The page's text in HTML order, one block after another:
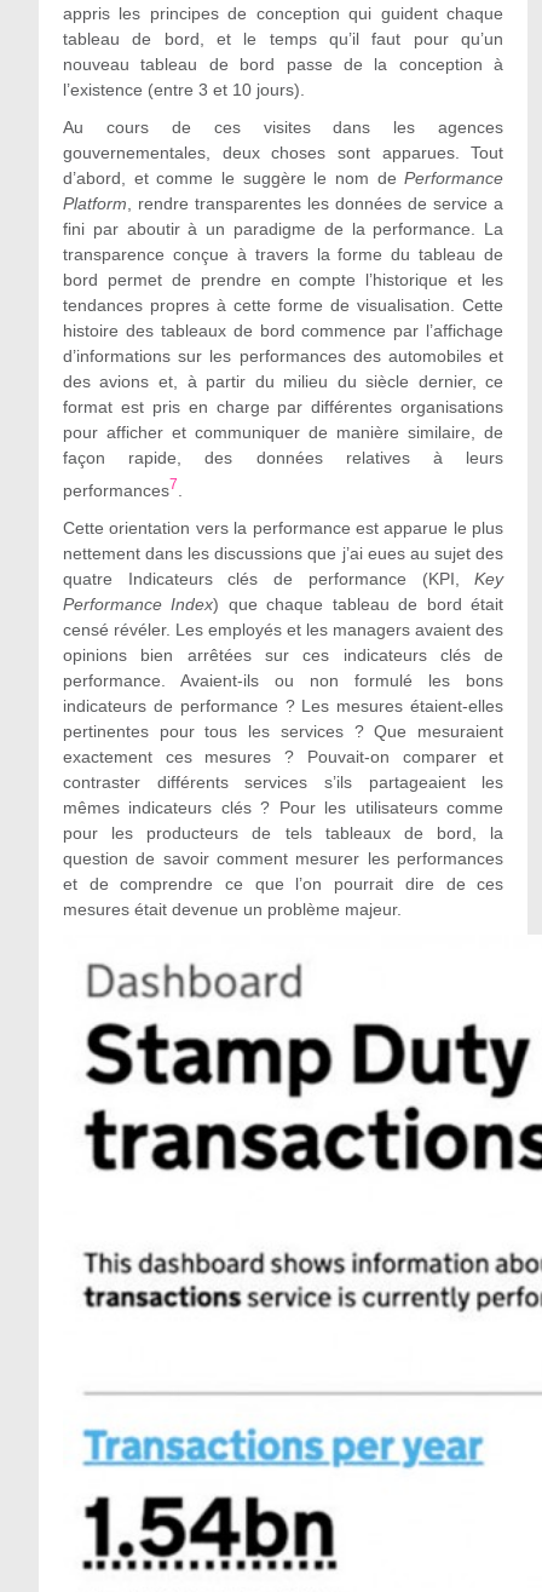
appris les principes de conception qui guident chaque
tableau de bord, et le temps qu’il faut pour qu’un
nouveau tableau de bord passe de la conception à
l’existence (entre 3 et 10 jours).
Au cours de ces visites dans les agences
gouvernementales, deux choses sont apparues. Tout
d’abord, et comme le suggère le nom dePerformance
Platform , rendre transparentes les données de service a
fini par aboutir à un paradigme de la performance. La
transparence conçue à travers la forme du tableau de
bord permet de prendre en compte l’historique et les
tendances propres à cette forme de visualisation. Cette
histoire des tableaux de bord commence par l’affichage
d’informations sur les performances des automobiles et
des avions et, à partir du milieu du siècle dernier, ce
format est pris en charge par différentes organisations
pour afficher et communiquer de manière similaire, de
façon rapide, des données relatives à leurs
performances7
Cette orientation vers la performance est apparue le plus
nettement dans les discussions que j’ai eues au sujet des
quatre Indicateurs clés de performance (KPI,Key
Performance Index) que chaque tableau de bord était
censé révéler. Les employés et les managers avaient des
opinions bien arrêtées sur ces indicateurs clés de
performance. Avaient-ils ou non formulé les bons
indicateurs de performance ? Les mesures étaient-elles
pertinentes pour tous les services ? Que mesuraient
exactement ces mesures ? Pouvait-on comparer et
contraster différents services s’ils partageaient les
mêmes indicateurs clés ? Pour les utilisateurs comme
pour les producteurs de tels tableaux de bord, la
question de savoir comment mesurer les performances
et de comprendre ce que l’on pourrait dire de ces
mesures était devenue un problème majeur.